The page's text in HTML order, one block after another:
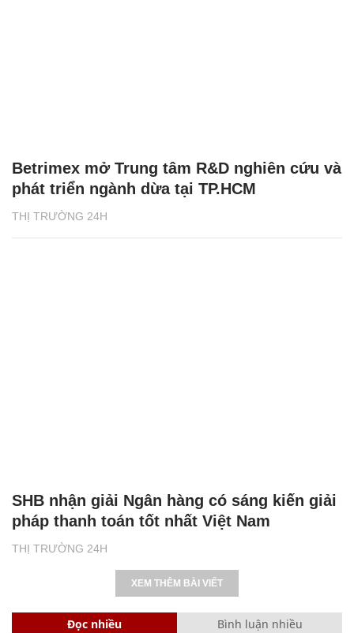
THỊ TRƯỜNG 24H
Betrimex mở Trung tâm R&D nghiên cứu và
phát triển ngành dừa tại TP.HCM
THỊ TRƯỜNG 24H
SHB nhận giải Ngân hàng có sáng kiến giải
pháp thanh toán tốt nhất Việt Nam
XEM THÊM BÀI VIẾT
Đọc nhiều Bình luận nhiều